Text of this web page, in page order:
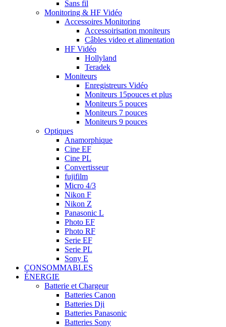
Sans fil
Monitoring & HF Vidéo
Accessoires Monitoring
Accessoirisation moniteurs
Câbles video et alimentation
HF Vidéo
Hollyland
Teradek
Moniteurs
Enregistreurs Vidéo
Moniteurs 15pouces et plus
Moniteurs 5 pouces
Moniteurs 7 pouces
Moniteurs 9 pouces
Optiques
Anamorphique
Cine EF
Cine PL
Convertisseur
fujifilm
Micro 4/3
Nikon F
Nikon Z
Panasonic L
Photo EF
Photo RF
Serie EF
Serie PL
Sony E
CONSOMMABLES
ÉNERGIE
Batterie et Chargeur
Batteries Canon
Batteries Dji
Batteries Panasonic
Batteries Sony